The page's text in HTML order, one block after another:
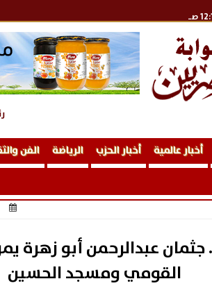
صـ
أخبار عالمية أخبار الحزب الرياضة الفن
جثمان عبدالرحمن أبو زهرة
القومي ومسجد الحسين